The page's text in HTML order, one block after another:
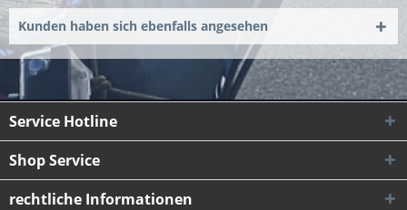
Kunden haben sich ebenfalls angesehen
Service Hotline
Shop Service
rechtliche Informationen